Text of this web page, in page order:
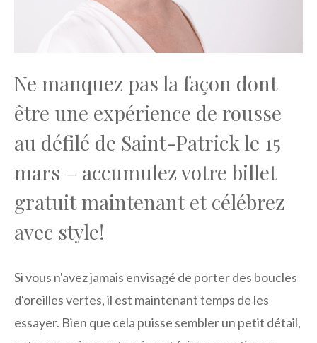
Ne manquez pas la façon dont
être une expérience de rousse
au défilé de Saint-Patrick le 15
mars – accumulez votre billet
gratuit maintenant et célébrez
avec style!
Si vous n'avez jamais envisagé de porter des boucles
d'oreilles vertes, il est maintenant temps de les
essayer. Bien que cela puisse sembler un petit détail,